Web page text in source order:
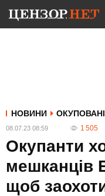
НОВИНИ ОКУПОВАНІ
08.07.23 08:59 1 505
Окупанти
мешканців
щоб